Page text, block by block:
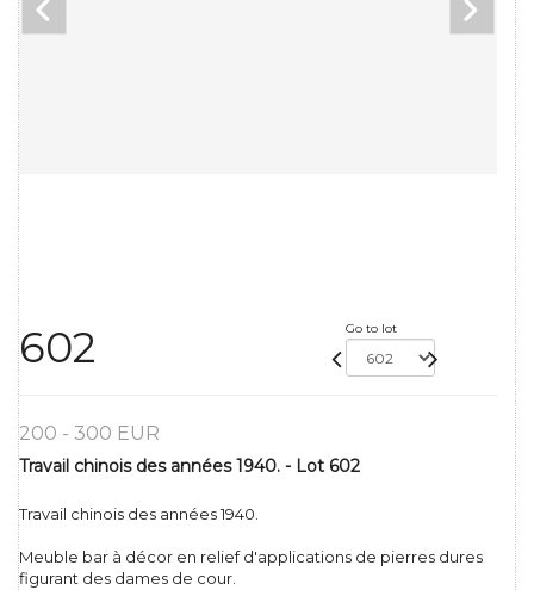
602 Go to lot
200 - 300 EUR
Travail chinois des années 1940. - Lot 602
Travail chinois des années 1940.
Meuble bar à décor en relief d'applications de pierres dures
figurant des dames de cour.